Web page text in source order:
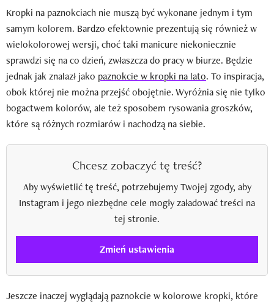
Kropki na paznokciach nie muszą być wykonane jednym i tym
samym kolorem. Bardzo efektownie prezentują się również w
wielokolorowej wersji, choć taki manicure niekoniecznie
sprawdzi się na co dzień, zwłaszcza do pracy w biurze. Będzie
jednak jak znalazł jako paznokcie w kropki na lato. To inspiracja,
obok której nie można przejść obojętnie. Wyróżnia się nie tylko
bogactwem kolorów, ale też sposobem rysowania groszków,
które są różnych rozmiarów i nachodzą na siebie.
Chcesz zobaczyć tę treść?
Aby wyświetlić tę treść, potrzebujemy Twojej zgody, aby
Instagram i jego niezbędne cele mogły załadować treści na
tej stronie.
Zmień ustawienia
Jeszcze inaczej wyglądają paznokcie w kolorowe kropki, które